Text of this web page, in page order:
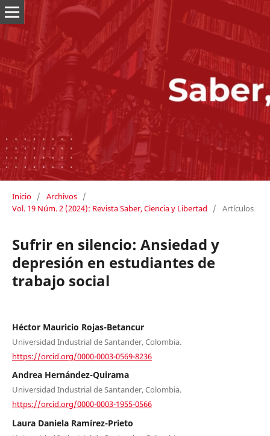
Inicio / Archivos /
Vol. 19 Núm. 2 (2024): Revista Saber, Ciencia y Libertad
/ Artículos
Sufrir en silencio: Ansiedad y
depresión en estudiantes de
trabajo social
Héctor Mauricio Rojas-Betancur
Universidad Industrial de Santander, Colombia.
https://orcid.org/0000-0003-0569-8236
Andrea Hernández-Quirama
Universidad Industrial de Santander, Colombia.
https://orcid.org/0000-0003-1955-0566
Laura Daniela Ramírez-Prieto